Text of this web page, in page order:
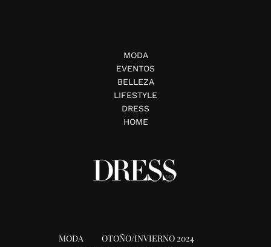
MODA
EVENTOS
BELLEZA
LIFESTYLE
DRESS
HOME
MODA
OTOÑO/INVIERNO 2024